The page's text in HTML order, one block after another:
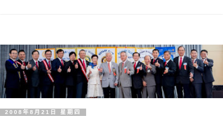
2008年8月21日 星期四